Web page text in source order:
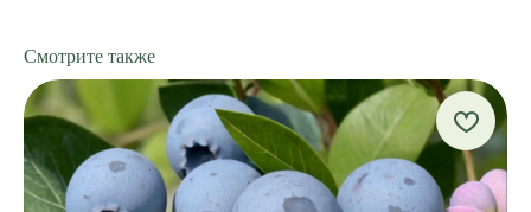
Смотрите также